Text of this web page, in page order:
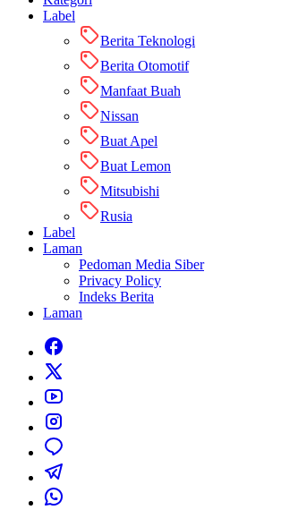
Label
Berita Teknologi
Berita Otomotif
Manfaat Buah
Nissan
Buat Apel
Buat Lemon
Mitsubishi
Rusia
Label
Laman
Pedoman Media Siber
Privacy Policy
Indeks Berita
Laman